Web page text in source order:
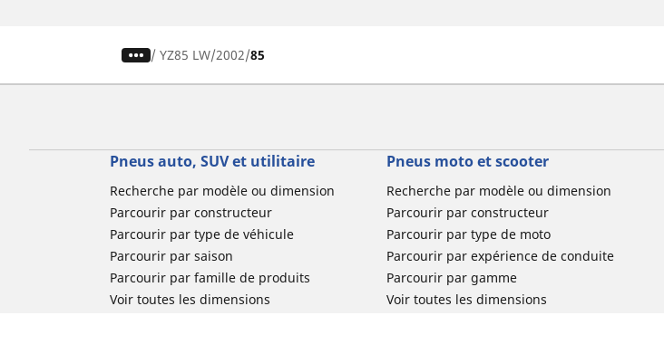
/ YZ85 LW 2002 85
Pneus auto, SUV et utilitaire
Recherche par modèle ou dimension
Parcourir par constructeur
Parcourir par type de véhicule
Parcourir par saison
Parcourir par famille de produits
Voir toutes les dimensions
Pneus moto et scooter
Recherche par modèle ou dimension
Parcourir par constructeur
Parcourir par type de moto
Parcourir par expérience de conduite
Parcourir par gamme
Voir toutes les dimensions